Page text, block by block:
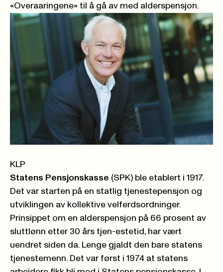
«Overaaringene» til å gå av med alderspensjon.
KLP
Statens Pensjonskasse (SPK) ble etablert i 1917.
Det var starten på en statlig tjenestepensjon og
utviklingen av kollektive velferdsordninger.
Prinsippet om en alderspensjon på 66 prosent av
sluttlønn etter 30 års tjen-estetid, har vært
uendret siden da. Lenge gjaldt den bare statens
tjenestemenn. Det var først i 1974 at statens